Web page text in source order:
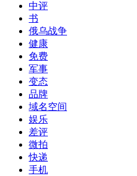
中评
书
俄乌战争
健康
免费
军事
变态
品牌
域名空间
娱乐
差评
微拍
快递
手机